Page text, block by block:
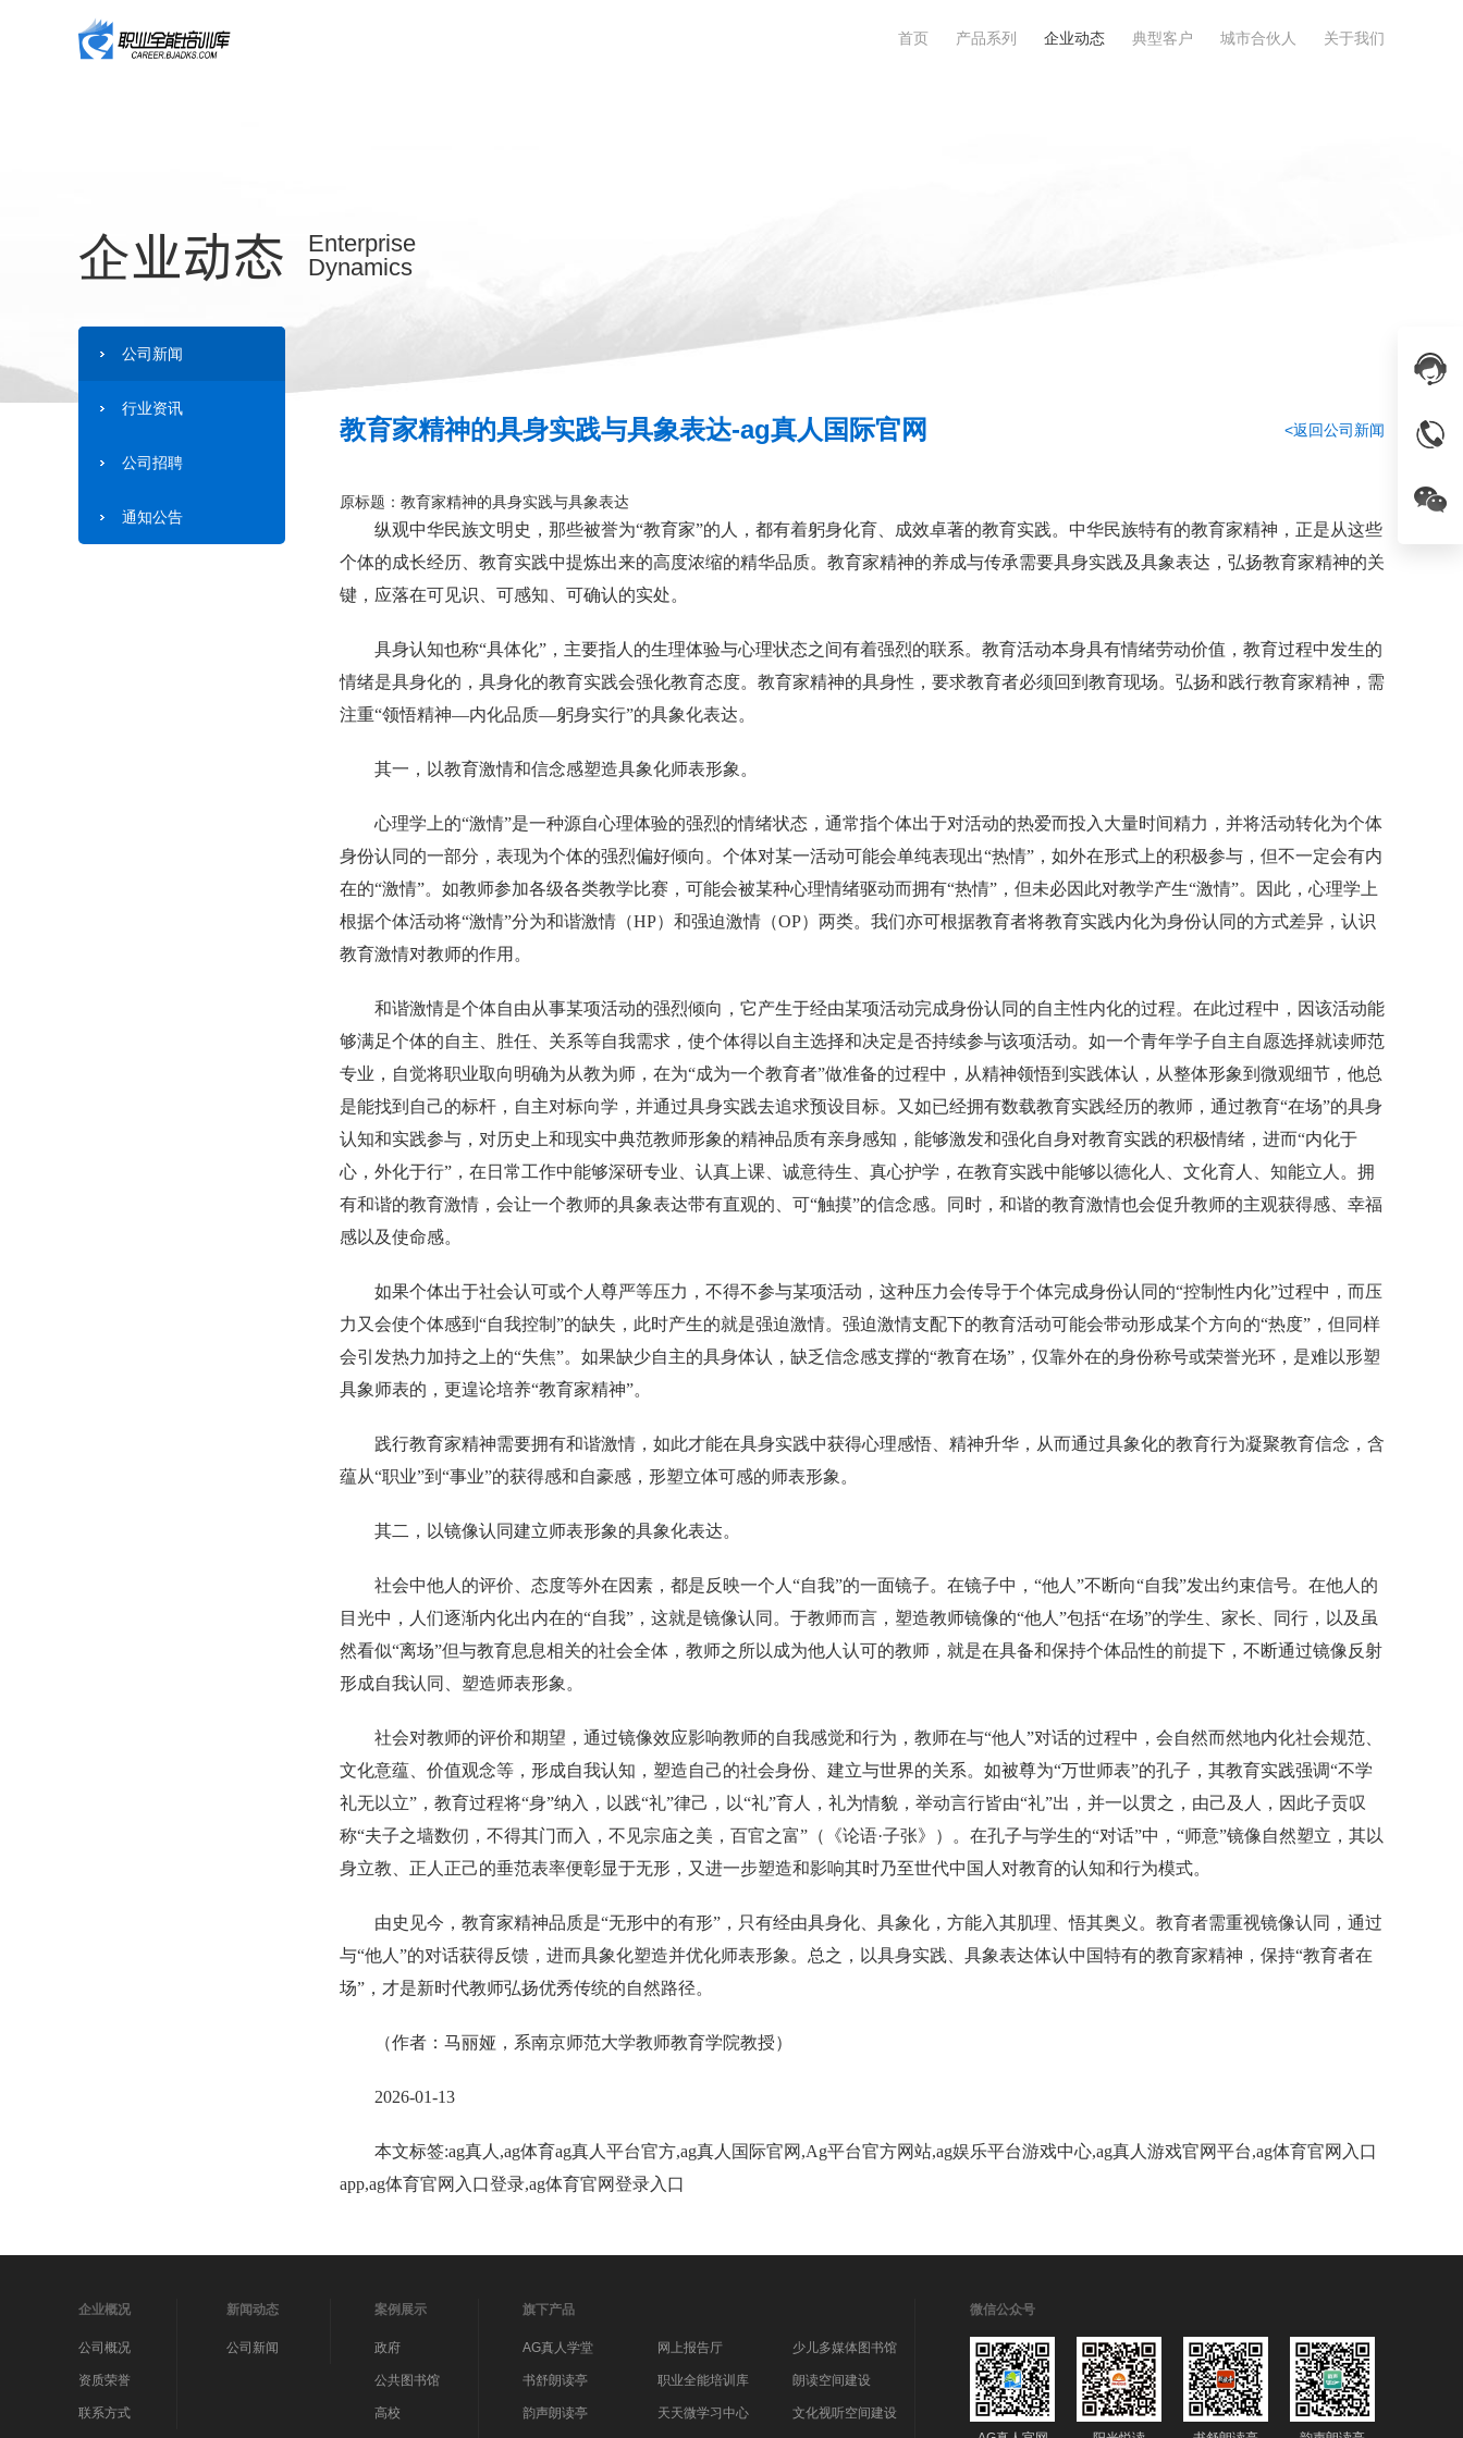
首页 产品系列 企业动态 典型客户 城市合伙人 关于我们
企业动态
Enterprise
Dynamics
公司新闻
行业资讯
公司招聘
通知公告
教育家精神的具身实践与具象表达-ag真人国际官网 <返回公司新闻
原标题：教育家精神的具身实践与具象表达
纵观中华民族文明史，那些被誉为“教育家”的人，都有着躬身化育、成效卓著的教育实践。中华民族特有的教育家精神，正是从这些
个体的成长经历、教育实践中提炼出来的高度浓缩的精华品质。教育家精神的养成与传承需要具身实践及具象表达，弘扬教育家精神的关
键，应落在可见识、可感知、可确认的实处。
具身认知也称“具体化”，主要指人的生理体验与心理状态之间有着强烈的联系。教育活动本身具有情绪劳动价值，教育过程中发生的
情绪是具身化的，具身化的教育实践会强化教育态度。教育家精神的具身性，要求教育者必须回到教育现场。弘扬和践行教育家精神，需
注重“领悟精神—内化品质—躬身实行”的具象化表达。
其一，以教育激情和信念感塑造具象化师表形象。
心理学上的“激情”是一种源自心理体验的强烈的情绪状态，通常指个体出于对活动的热爱而投入大量时间精力，并将活动转化为个体
身份认同的一部分，表现为个体的强烈偏好倾向。个体对某一活动可能会单纯表现出“热情”，如外在形式上的积极参与，但不一定会有内
在的“激情”。如教师参加各级各类教学比赛，可能会被某种心理情绪驱动而拥有“热情”，但未必因此对教学产生“激情”。因此，心理学上
根据个体活动将“激情”分为和谐激情（HP）和强迫激情（OP）两类。我们亦可根据教育者将教育实践内化为身份认同的方式差异，认识
教育激情对教师的作用。
和谐激情是个体自由从事某项活动的强烈倾向，它产生于经由某项活动完成身份认同的自主性内化的过程。在此过程中，因该活动能
够满足个体的自主、胜任、关系等自我需求，使个体得以自主选择和决定是否持续参与该项活动。如一个青年学子自主自愿选择就读师范
专业，自觉将职业取向明确为从教为师，在为“成为一个教育者”做准备的过程中，从精神领悟到实践体认，从整体形象到微观细节，他总
是能找到自己的标杆，自主对标向学，并通过具身实践去追求预设目标。又如已经拥有数载教育实践经历的教师，通过教育“在场”的具身
认知和实践参与，对历史上和现实中典范教师形象的精神品质有亲身感知，能够激发和强化自身对教育实践的积极情绪，进而“内化于
心，外化于行”，在日常工作中能够深研专业、认真上课、诚意待生、真心护学，在教育实践中能够以德化人、文化育人、知能立人。拥
有和谐的教育激情，会让一个教师的具象表达带有直观的、可“触摸”的信念感。同时，和谐的教育激情也会促升教师的主观获得感、幸福
感以及使命感。
如果个体出于社会认可或个人尊严等压力，不得不参与某项活动，这种压力会传导于个体完成身份认同的“控制性内化”过程中，而压
力又会使个体感到“自我控制”的缺失，此时产生的就是强迫激情。强迫激情支配下的教育活动可能会带动形成某个方向的“热度”，但同样
会引发热力加持之上的“失焦”。如果缺少自主的具身体认，缺乏信念感支撑的“教育在场”，仅靠外在的身份称号或荣誉光环，是难以形塑
具象师表的，更遑论培养“教育家精神”。
践行教育家精神需要拥有和谐激情，如此才能在具身实践中获得心理感悟、精神升华，从而通过具象化的教育行为凝聚教育信念，含
蕴从“职业”到“事业”的获得感和自豪感，形塑立体可感的师表形象。
其二，以镜像认同建立师表形象的具象化表达。
社会中他人的评价、态度等外在因素，都是反映一个人“自我”的一面镜子。在镜子中，“他人”不断向“自我”发出约束信号。在他人的
目光中，人们逐渐内化出内在的“自我”，这就是镜像认同。于教师而言，塑造教师镜像的“他人”包括“在场”的学生、家长、同行，以及虽
然看似“离场”但与教育息息相关的社会全体，教师之所以成为他人认可的教师，就是在具备和保持个体品性的前提下，不断通过镜像反射
形成自我认同、塑造师表形象。
社会对教师的评价和期望，通过镜像效应影响教师的自我感觉和行为，教师在与“他人”对话的过程中，会自然而然地内化社会规范、
文化意蕴、价值观念等，形成自我认知，塑造自己的社会身份、建立与世界的关系。如被尊为“万世师表”的孔子，其教育实践强调“不学
礼无以立”，教育过程将“身”纳入，以践“礼”律己，以“礼”育人，礼为情貌，举动言行皆由“礼”出，并一以贯之，由己及人，因此子贡叹
称“夫子之墙数仞，不得其门而入，不见宗庙之美，百官之富”（《论语·子张》）。在孔子与学生的“对话”中，“师意”镜像自然塑立，其以
身立教、正人正己的垂范表率便彰显于无形，又进一步塑造和影响其时乃至世代中国人对教育的认知和行为模式。
由史见今，教育家精神品质是“无形中的有形”，只有经由具身化、具象化，方能入其肌理、悟其奥义。教育者需重视镜像认同，通过
与“他人”的对话获得反馈，进而具象化塑造并优化师表形象。总之，以具身实践、具象表达体认中国特有的教育家精神，保持“教育者在
场”，才是新时代教师弘扬优秀传统的自然路径。
（作者：马丽娅，系南京师范大学教师教育学院教授）
2026-01-13
本文标签:ag真人,ag体育ag真人平台官方,ag真人国际官网,Ag平台官方网站,ag娱乐平台游戏中心,ag真人游戏官网平台,ag体育官网入口
app,ag体育官网入口登录,ag体育官网登录入口
企业概况
公司概况
资质荣誉
联系方式
新闻动态
公司新闻
案例展示
政府
公共图书馆
高校
旗下产品
AG真人学堂
书舒朗读亭
韵声朗读亭
网上报告厅
职业全能培训库
天天微学习中心
少儿多媒体图书馆
朗读空间建设
文化视听空间建设
微信公众号